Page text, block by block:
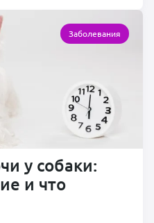
у собаки:
и что
Заболевания